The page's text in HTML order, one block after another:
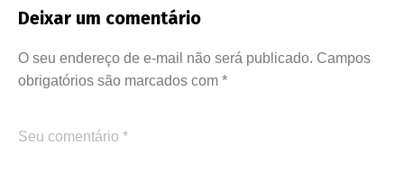
Deixar um comentário
O seu endereço de e-mail não será publicado. Campos
obrigatórios são marcados com *